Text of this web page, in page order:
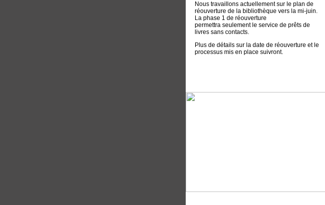
Nous travaillons actuellement sur le plan de
réouverture de la bibliothèque vers la mi-juin.
La phase 1 de réouverture
permettra seulement le service de prêts de
livres sans contacts.
Plus de détails sur la date de réouverture et le
processus mis en place suivront.